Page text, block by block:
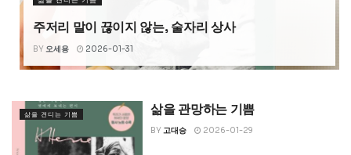
주저리 말이 끊이지 않는, 술자리 상사
BY오세용 2026-01-31
삶을 견디는 기쁨 삶을 관망하는 기쁨
BY고대승 2026-01-29